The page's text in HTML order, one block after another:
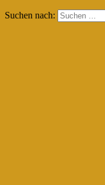
Suchen nach: